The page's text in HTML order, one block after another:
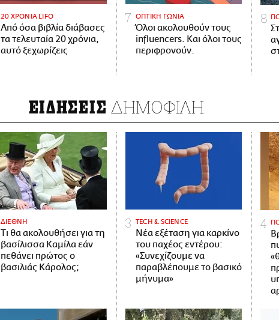
20 ΧΡΟΝΙΑ LIFO
Από όσα βιβλία διάβασες
τα τελευταία 20 χρόνια,
αυτό ξεχωρίζεις
ΟΠΤΙΚΗ ΓΩΝΙΑ
Όλοι ακολουθούν τους
influencers. Και όλοι τους
περιφρονούν.
ΕΙΔΗΣΕΙΣ ΔΗΜΟΦΙΛΗ
ΔΙΕΘΝΗ
Τι θα ακολουθήσει για τη
βασίλισσα Καμίλα εάν
πεθάνει πρώτος ο
βασιλιάς Κάρολος;
ΤECH & SCIENCE
Νέα εξέταση για καρκίνο
του παχέος εντέρου:
«Συνεχίζουμε να
παραβλέπουμε το βασικό
μήνυμα»